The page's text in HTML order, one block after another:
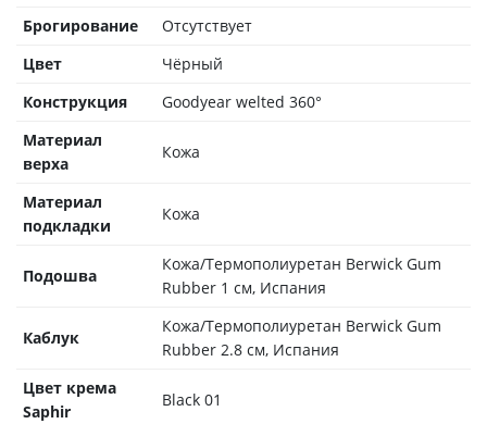
Брогирование
Отсутствует
Цвет
Чёрный
Конструкция
Goodyear welted 360°
Материал
верха
Кожа
Материал
подкладки
Кожа
Подошва
Кожа/Термополиуретан Berwick Gum
Rubber 1 см, Испания
Каблук
Кожа/Термополиуретан Berwick Gum
Rubber 2.8 см, Испания
Цвет крема
Saphir
Black 01